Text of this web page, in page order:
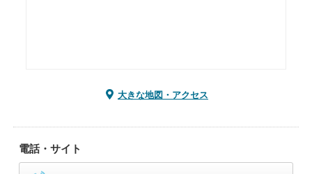
大きな地図・アクセス
電話・サイト